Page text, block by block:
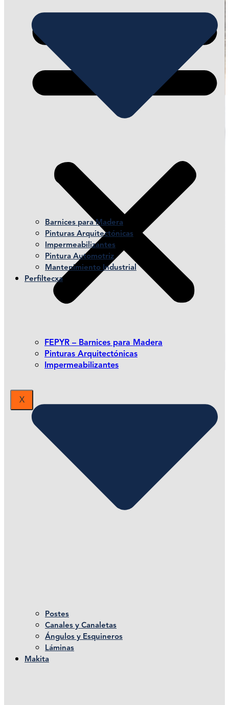
FEPYR – Barnices para Madera
Pinturas Arquitectónicas
Impermeabilizantes
X
Barnices para Madera
Pinturas Arquitectónicas
Impermeabilizantes
Pintura Automotriz
Mantenimiento Industrial
Perfiltecxa
Postes
Canales y Canaletas
Ángulos y Esquineros
Láminas
Makita